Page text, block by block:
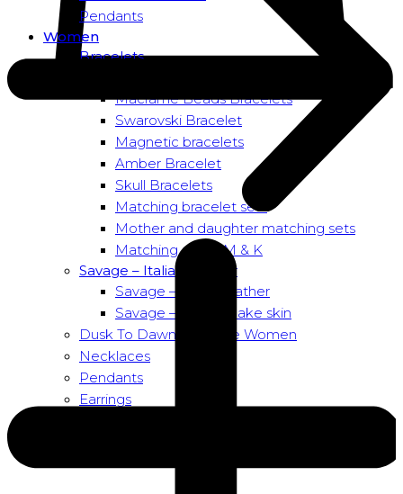
Pendants
Women
Bracelets
Macramé Beads Bracelets
Swarovski Bracelet
Magnetic bracelets
Amber Bracelet
Skull Bracelets
Matching bracelet sets
Mother and daughter matching sets
Matching sets – M & K
Savage – Italian leather
Savage – Italian leather
Savage – Italian snake skin
Dusk To Dawn Exclusive Women
Necklaces
Pendants
Earrings